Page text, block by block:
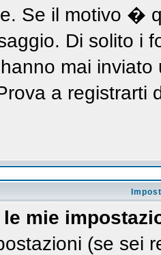
Se il motivo �
Di solito i
mai
a registrarti
mie
(se sei